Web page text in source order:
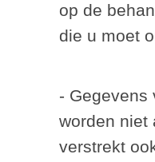
op de
die u moet
- Gegevens
worden niet
verstrekt